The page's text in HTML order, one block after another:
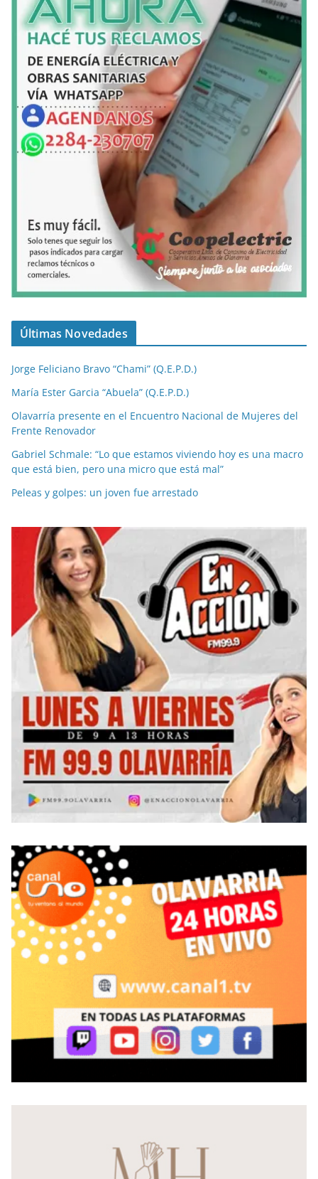
Últimas Novedades
Jorge Feliciano Bravo “Chami” (Q.E.P.D.)
María Ester Garcia “Abuela” (Q.E.P.D.)
Olavarría presente en el Encuentro Nacional de Mujeres del
Frente Renovador
Gabriel Schmale: “Lo que estamos viviendo hoy es una macro
que está bien, pero una micro que está mal”
Peleas y golpes: un joven fue arrestado